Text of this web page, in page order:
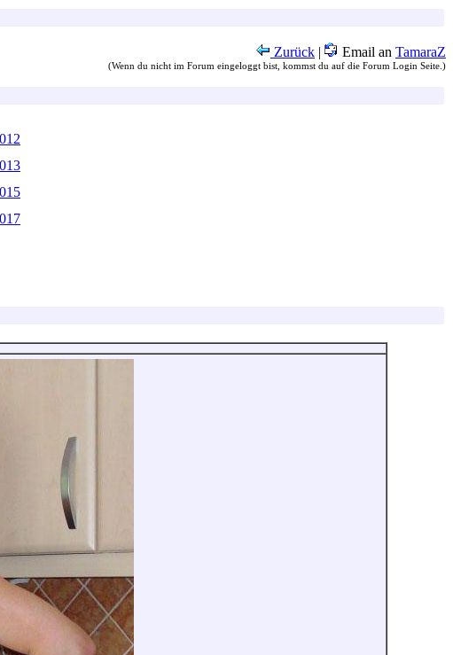
Zurück | Email an TamaraZ
(Wenn du nicht im Forum eingeloggt bist, kommst du auf die Forum Login Seite.)